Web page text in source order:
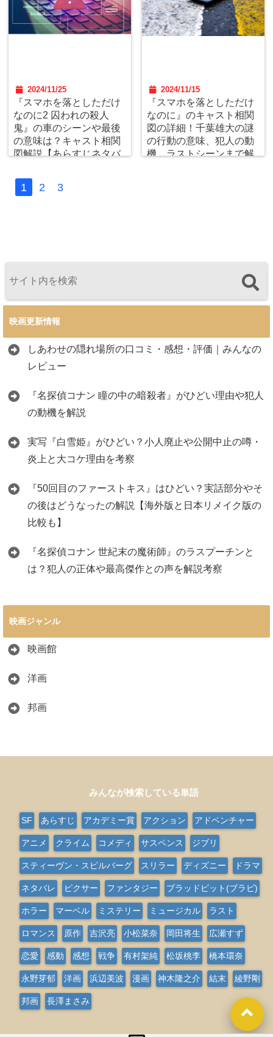
2024/11/25
『スマホを落としただけ
なのに2 囚われの殺人
鬼』の車のシーンや最後
の意味は？キャスト相関
図解説【あらすじネタバ
2024/11/15
『スマホを落としただけ
なのに』のキャスト相関
図の詳細！千葉雄大の謎
の行動の意味、犯人の動
機、ラストシーンまで解
1 2 3
映画更新情報
しあわせの隠れ場所の口コミ・感想・評価｜みんなの
レビュー
『名探偵コナン 瞳の中の暗殺者』がひどい理由や犯人
の動機を解説
実写『白雪姫』がひどい？小人廃止や公開中止の噂・
炎上と大コケ理由を考察
『50回目のファーストキス』はひどい？実話部分やそ
の後はどうなったの解説【海外版と日本リメイク版の
比較も】
『名探偵コナン 世紀末の魔術師』のラスプーチンと
は？犯人の正体や最高傑作との声を解説考察
映画ジャンル
映画館
洋画
邦画
みんなが検索している単語
SF あらすじ アカデミー賞 アクション アドベンチャー
アニメ クライム コメディ サスペンス ジブリ
スティーヴン・スピルバーグ スリラー ディズニー ドラマ
ネタバレ ピクサー ファンタジー ブラッドピット(ブラピ)
ホラー マーベル ミステリー ミュージカル ラスト
ロマンス 原作 吉沢亮 小松菜奈 岡田将生 広瀬すず
恋愛 感動 感想 戦争 有村架純 松坂桃李 橋本環奈
永野芽郁 洋画 浜辺美波 漫画 神木隆之介 結末 綾野剛
邦画 長澤まさみ